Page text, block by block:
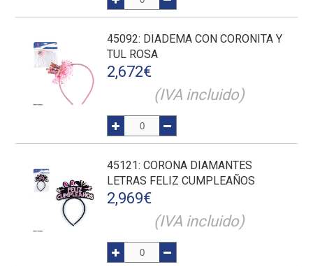
45092: DIADEMA CON CORONITA Y
TUL ROSA
2,672€
(IVA incluido)
45121: CORONA DIAMANTES
LETRAS FELIZ CUMPLEAÑOS
2,969€
(IVA incluido)